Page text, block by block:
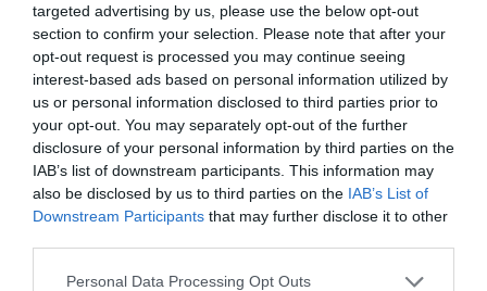
targeted advertising by us, please use the below opt-out
section to confirm your selection. Please note that after your
opt-out request is processed you may continue seeing
interest-based ads based on personal information utilized by
us or personal information disclosed to third parties prior to
your opt-out. You may separately opt-out of the further
disclosure of your personal information by third parties on the
IAB’s list of downstream participants. This information may
also be disclosed by us to third parties on the IAB’s List of
Downstream Participants that may further disclose it to other
Please note that this website/app uses one or more Google
Personal Data Processing Opt Outs
PRONEWS.GR /ΕΣΩΤΕΡΙΚΗ ΑΣΦΑΛΕΙΑ
Λυκαβηττός: Σε 57χρονη γυναίκα ανήκει
η σορός που εντοπίστηκε σε σπηλιά – Σε
πτώση οφείλεται ο θάνατός της